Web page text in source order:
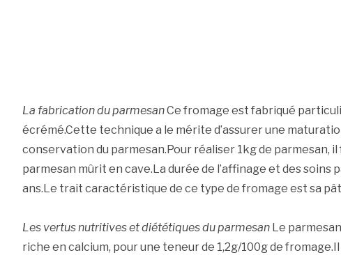
La fabrication du parmesanCe fromage est fabriqué
écrémé.Cette technique a le mérite d’assurer une
conservation du parmesan.Pour réaliser 1kg de parmesan,
parmesan mûrit en cave.La durée de l’affinage et des soins
ans.Le trait caractéristique de ce type de fromage est sa
Les vertus nutritives et diététiques du parmesanLe
riche en calcium, pour une teneur de 1,2g/100g de